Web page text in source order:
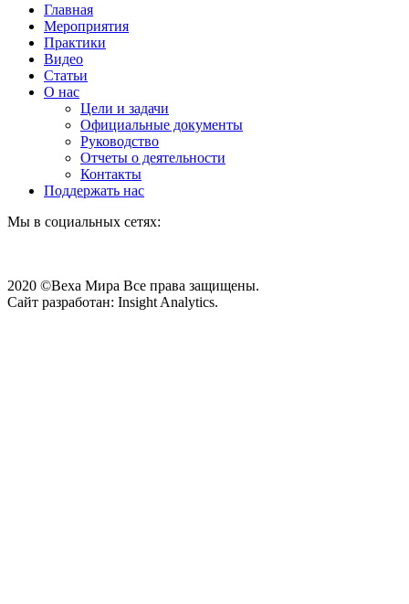
Главная
Мероприятия
Практики
Видео
Статьи
О нас
Цели и задачи
Официальные документы
Руководство
Отчеты о деятельности
Контакты
Поддержать нас
Мы в социальных сетях:
2020 ©Веха Мира Все права защищены.
Сайт разработан: Insight Analytics.